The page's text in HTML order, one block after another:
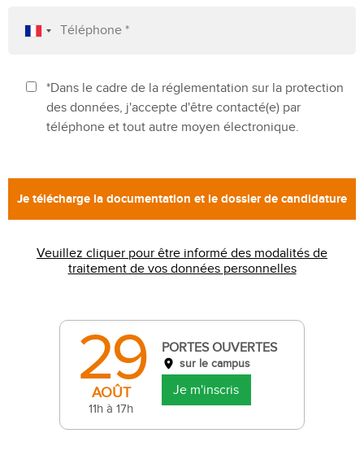
*Dans le cadre de la réglementation sur la protection
des données, j'accepte d'être contacté(e) par
téléphone et tout autre moyen électronique.
Veuillez cliquer pour être informé des modalités de
traitement de vos données personnelles
29
AOÛT
11h à 17h
PORTES OUVERTES
sur le campus
Je m'inscris